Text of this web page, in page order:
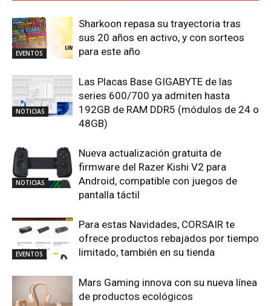
EVENTOS
Sharkoon repasa su trayectoria tras
sus 20 años en activo, y con sorteos
para este año
NOTICIAS
Las Placas Base GIGABYTE de las
series 600/700 ya admiten hasta
192GB de RAM DDR5 (módulos de 24 o
48GB)
NOTICIAS
Nueva actualización gratuita de
firmware del Razer Kishi V2 para
Android, compatible con juegos de
pantalla táctil
EVENTOS
Para estas Navidades, CORSAIR te
ofrece productos rebajados por tiempo
limitado, también en su tienda
Mars Gaming innova con su nueva línea
de productos ecológicos